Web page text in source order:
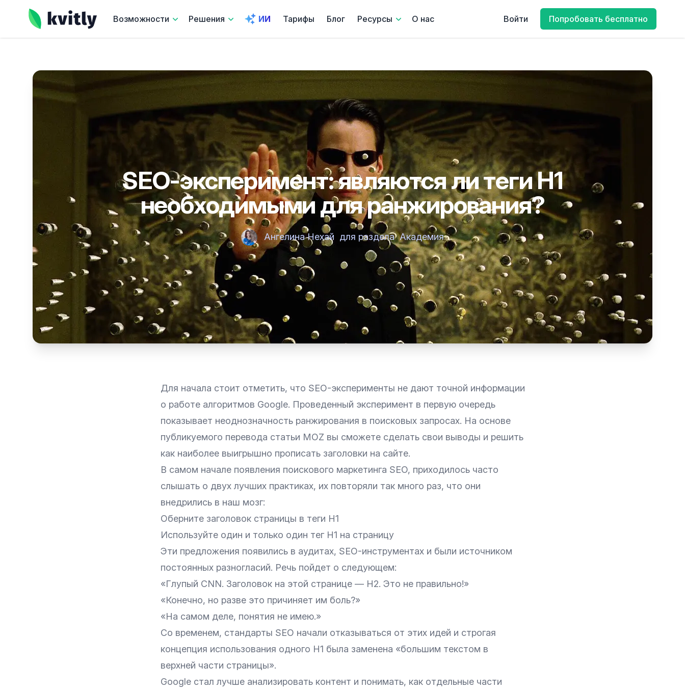
kvitly Возможности Решения ИИ Тарифы Блог Ресурсы О нас Войти Попробовать бесплатно
SEO-эксперимент: являются ли теги H1
необходимыми для ранжирования?
Ангелина Нехай для раздела Академия
Для начала стоит отметить, что SEO-эксперименты не дают точной информации
о работе алгоритмов Google. Проведенный эксперимент в первую очередь
показывает неоднозначность ранжирования в поисковых запросах. На основе
публикуемого перевода статьи MOZ вы сможете сделать свои выводы и решить
как наиболее выигрышно прописать заголовки на сайте.
В самом начале появления поискового маркетинга SEO, приходилось часто
слышать о двух лучших практиках, их повторяли так много раз, что они
внедрились в наш мозг:
Оберните заголовок страницы в теги H1
Используйте один и только один тег H1 на страницу
Эти предложения появились в аудитах, SEO-инструментах и были источником
постоянных разногласий. Речь пойдет о следующем:
«Глупый CNN. Заголовок на этой странице — H2. Это не правильно!»
«Конечно, но разве это причиняет им боль?»
«На самом деле, понятия не имею.»
Со временем, стандарты SEO начали отказываться от этих идей и строгая
концепция использования одного H1 была заменена «большим текстом в
верхней части страницы».
Google стал лучше анализировать контент и понимать, как отдельные части